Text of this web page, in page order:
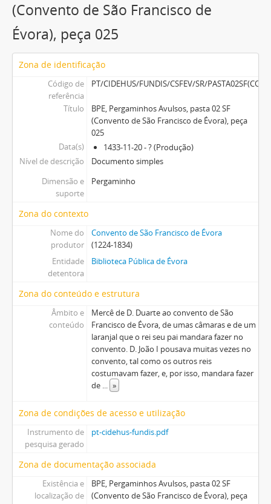
(Convento de São Francisco de
Évora), peça 025
Zona de identificação
Código de
referência
PT/CIDEHUS/FUNDIS/CSFEV/SR/
Título
BPE, Pergaminhos Avulsos, pasta 02 SF
(Convento de São Francisco de Évora), peça
025
Data(s)
1433-11-20 - ? (Produção)
Nível de descrição
Documento simples
Dimensão e
suporte
Pergaminho
Zona do contexto
Nome do
produtor
Convento de São Francisco de Évora
(1224-1834)
Entidade
detentora
Biblioteca Pública de Évora
Zona do conteúdo e estrutura
Âmbito e
conteúdo
Mercê de D. Duarte ao convento de São
Francisco de Évora, de umas câmaras e de um
laranjal que o rei seu pai mandara fazer no
convento. D. João I pousava muitas vezes no
convento, tal como os outros reis
costumavam fazer, e, por isso, mandara fazer
de ... »
Zona de condições de acesso e utilização
Instrumento de
pesquisa gerado
pt-cidehus-fundis.pdf
Zona de documentação associada
Existência e
localização de
BPE, Pergaminhos Avulsos, pasta 02 SF
(Convento de São Francisco de Évora), peça